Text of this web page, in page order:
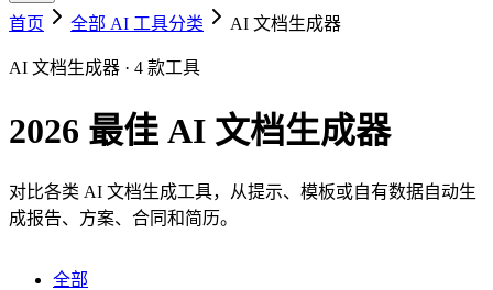
首页 全部 AI 工具分类 AI 文档生成器
AI 文档生成器 · 4 款工具
2026 最佳 AI 文档生成器
对比各类 AI 文档生成工具，从提示、模板或自有数据自动生
成报告、方案、合同和简历。
全部